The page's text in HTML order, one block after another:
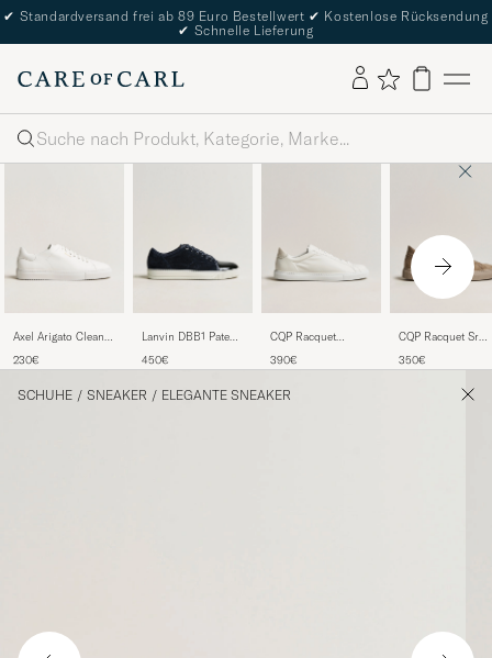
✔ Standardversand frei ab 89 Euro Bestellwert ✔ Kostenlose Rücksendung
✔ Schnelle Lieferung
Suche
Axel Arigato Clean
230€
Lanvin DBB1 Patent
Navy
450€
CQP Racquet
Leather
390€
CQP Racquet Sr
350€
SCHUHE / SNEAKER / ELEGANTE SNEAKER